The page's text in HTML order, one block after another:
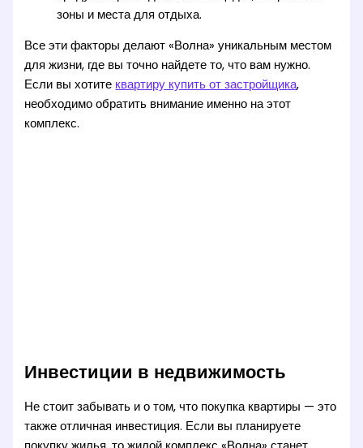
зоны и места для отдыха.
Все эти факторы делают «Волна» уникальным местом
для жизни, где вы точно найдете то, что вам нужно.
Если вы хотите квартиру купить от застройщика,
необходимо обратить внимание именно на этот
комплекс.
Инвестиции в недвижимость
Не стоит забывать и о том, что покупка квартиры — это
также отличная инвестиция. Если вы планируете